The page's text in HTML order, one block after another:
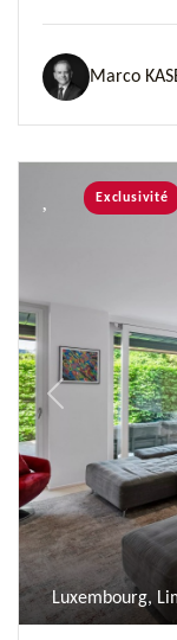
Marco
Previous
Exclusivité
Luxembourg,